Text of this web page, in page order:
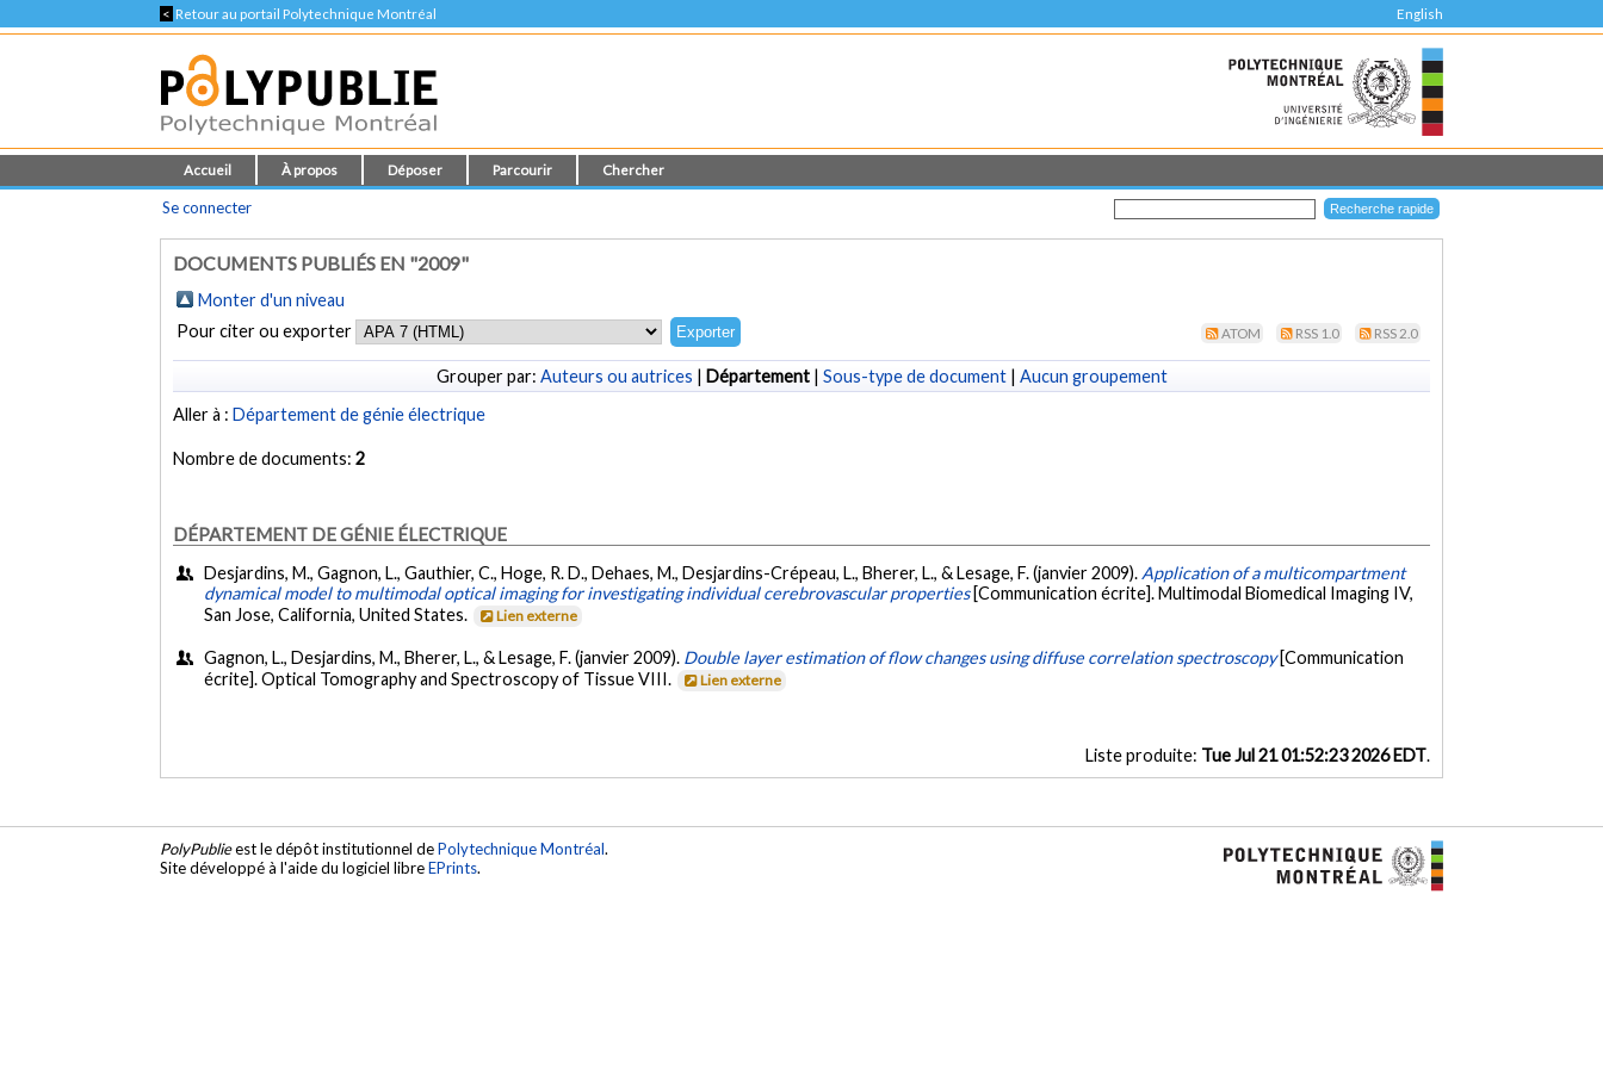
< Retour au portail Polytechnique Montréal English
Accueil À propos Déposer Parcourir Chercher
Se connecter
DOCUMENTS PUBLIÉS EN "2009"
Monter d'un niveau
Pour citer ou exporter
ATOM RSS 1.0 RSS 2.0
Grouper par: Auteurs ou autrices | Département| Sous-type de document| Aucun groupement
Aller à :Département de génie électrique
Nombre de documents:2
DÉPARTEMENT DE GÉNIE ÉLECTRIQUE
Desjardins, M., Gagnon, L., Gauthier, C., Hoge, R. D., Dehaes, M., Desjardins-Crépeau, L., Bherer, L., & Lesage, F. (janvier 2009). Application of a multicompartment
dynamical model to multimodal optical imaging for investigating individual cerebrovascular properties [Communication écrite]. Multimodal Biomedical Imaging IV,
San Jose, California, United States.
Lien externe
Gagnon, L., Desjardins, M., Bherer, L., & Lesage, F. (janvier 2009). Double layer estimation of flow changes using diffuse correlation spectroscopy [Communication
écrite]. Optical Tomography and Spectroscopy of Tissue VIII.
Lien externe
Liste produite: Tue Jul 21 01:52:23 2026 EDT.
PolyPublieest le dépôt institutionnel dePolytechnique Montréal.
Site développé à l'aide du logiciel libreEPrints.